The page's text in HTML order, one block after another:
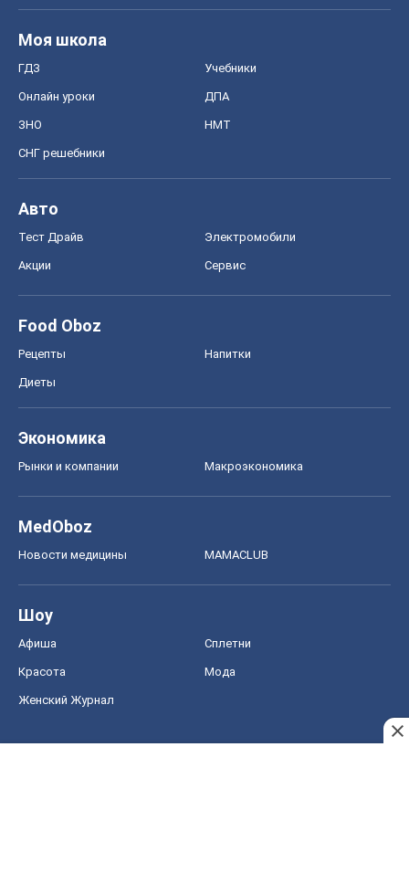
Моя школа
ГДЗ Учебники
Онлайн уроки ДПА
ЗНО НМТ
СНГ решебники
Авто
Тест Драйв Электромобили
Акции Сервис
Food Oboz
Рецепты Напитки
Диеты
Экономика
Рынки и компании Mакроэкономика
MedOboz
Новости медицины MAMACLUB
Шоу
Афиша Сплетни
Красота Мода
Женский Журнал